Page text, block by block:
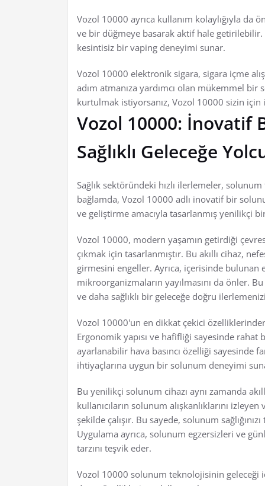
Vozol 10000 ayrıca kullanım kolaylığıyla da
ve bir düğmeye basarak aktif hale
kesintisiz bir vaping deneyimi sunar.
Vozol 10000 elektronik sigara, sigara içme
adım atmanıza yardımcı olan mükemmel bir
kurtulmak istiyorsanız, Vozol 10000 sizin
Vozol 10000: İnovatif
Sağlıklı Geleceğe
Sağlık sektöründeki hızlı ilerlemeler,
bağlamda, Vozol 10000 adlı inovatif bir
ve geliştirme amacıyla tasarlanmış yenilikçi
Vozol 10000, modern yaşamın getirdiği
çıkmak için tasarlanmıştır. Bu akıllı cihaz,
girmesini engeller. Ayrıca, içerisinde
mikroorganizmaların yayılmasını da önler.
ve daha sağlıklı bir geleceğe doğru
Vozol 10000'un en dikkat çekici
Ergonomik yapısı ve hafifliği sayesinde rahat
ayarlanabilir hava basıncı özelliği sayesinde
ihtiyaçlarına uygun bir solunum deneyimi
Bu yenilikçi solunum cihazı aynı zamanda
kullanıcıların solunum alışkanlıklarını
şekilde çalışır. Bu sayede, solunum
Uygulama ayrıca, solunum egzersizleri ve
tarzını teşvik eder.
Vozol 10000 solunum teknolojisinin geleceği